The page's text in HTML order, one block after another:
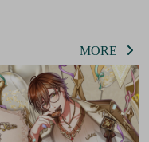
MORE